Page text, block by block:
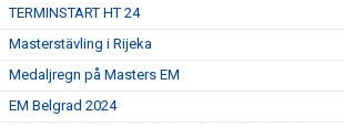
TERMINSTART HT 24
Masterstävling i Rijeka
Medaljregn på Masters EM
EM Belgrad 2024